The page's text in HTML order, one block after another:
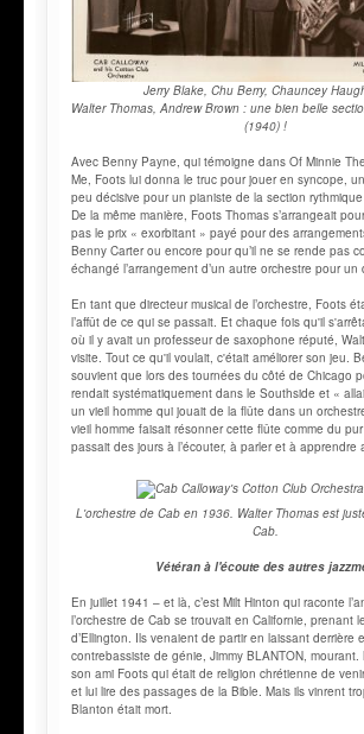
Jerry Blake, Chu Berry, Chauncey
Walter Thomas, Andrew Brown : une bien belle
(1940) !
Avec Benny Payne, qui témoigne dans Of Minnie
Me, Foots lui donna le truc pour jouer en syncope,
peu décisive pour un pianiste de la section
De la même manière, Foots Thomas s’arrangeait
pas le prix « exorbitant » payé pour des
Benny Carter ou encore pour qu’il ne se rende pas
échangé l’arrangement d’un autre orchestre pour un
En tant que directeur musical de l’orchestre, Foots
l’affût de ce qui se passait. Et chaque fois qu'il
où il y avait un professeur de saxophone réputé,
visite. Tout ce qu'il voulait, c'était améliorer son jeu.
souvient que lors des tournées du côté de Chicago
rendait systématiquement dans le Southside et «
un vieil homme qui jouait de la flûte dans un
vieil homme faisait résonner cette flûte comme du
passait des jours à l’écouter, à parler et à apprendre
L'orchestre de Cab en 1936. Walter Thomas est
Cab.
Vétéran à l'écoute des autres
En juillet 1941 – et là, c’est Milt Hinton qui raconte
l’orchestre de Cab se trouvait en Californie, prenant
d’Ellington. Ils venaient de partir en laissant derrière
contrebassiste de génie, Jimmy BLANTON, mourant.
son ami Foots qui était de religion chrétienne de
et lui lire des passages de la Bible. Mais ils vinrent
Blanton était mort.